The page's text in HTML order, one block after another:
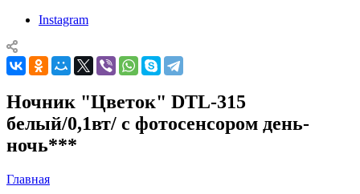
Instagram
Ночник "Цветок" DTL-315
белый/0,1вт/ с фотосенсором день-
ночь***
Главная